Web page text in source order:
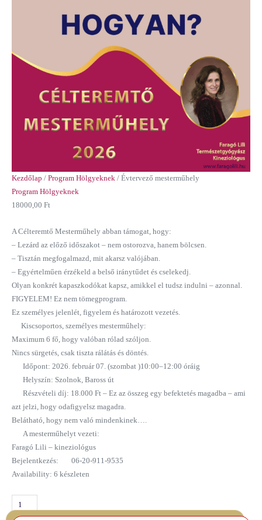
Kezdőlap / Program Hölgyeknek / Évtervező mesterműhely
Program Hölgyeknek
18000,00 Ft
A Célteremtő Mesterműhely abban támogat, hogy:
– Lezárd az előző időszakot – nem ostorozva, hanem bölcsen.
– Tisztán megfogalmazd, mit akarsz valójában.
– Egyértelműen érzékeld a belső iránytűdet és cselekedj.
Olyan konkrét kapaszkodókat kapsz, amikkel el tudsz indulni – azonnal.
FIGYELEM! Ez nem tömegprogram.
Ez személyes jelenlét, figyelem és határozott vezetés.
Kiscsoportos, személyes mesterműhely:
Maximum 6 fő, hogy valóban rólad szóljon.
Nincs sürgetés, csak tiszta rálátás és döntés.
Időpont: 2026. február 07. (szombat )10:00–12:00 óráig
Helyszín: Szolnok, Baross út
Részvételi díj: 18.000 Ft – Ez az összeg egy befektetés magadba – ami
azt jelzi, hogy odafigyelsz magadra.
Belátható, hogy nem való mindenkinek….
A mesterműhelyt vezeti:
Faragó Lili – kineziológus
Bejelentkezés:
06-20-911-9535
Availability: 6 készleten